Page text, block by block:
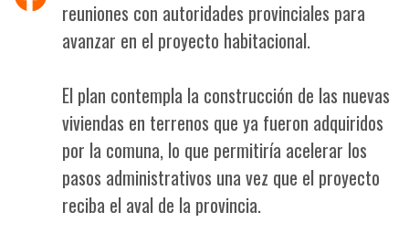
reuniones con autoridades provinciales para
avanzar en el proyecto habitacional.
El plan contempla la construcción de las nuevas
viviendas en terrenos que ya fueron adquiridos
por la comuna, lo que permitiría acelerar los
pasos administrativos una vez que el proyecto
reciba el aval de la provincia.